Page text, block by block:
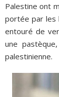
Palestine ont
portée par les
entouré de
une
palestinienne.